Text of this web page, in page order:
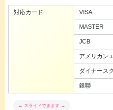
対応カード VISA
MASTER
JCB
アメリカン
ダイナース
銀聯